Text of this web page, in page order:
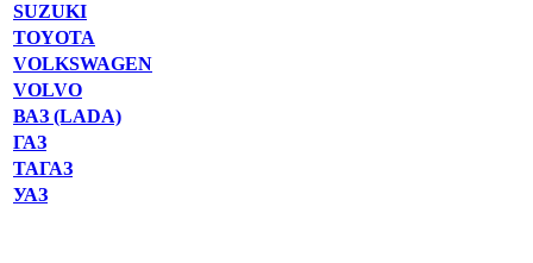
SUZUKI
TOYOTA
VOLKSWAGEN
VOLVO
ВАЗ (LADA)
ГАЗ
ТАГАЗ
УАЗ